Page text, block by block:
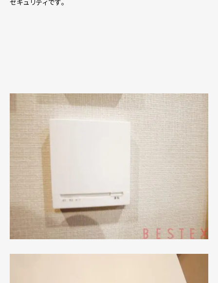
セキュリティです。